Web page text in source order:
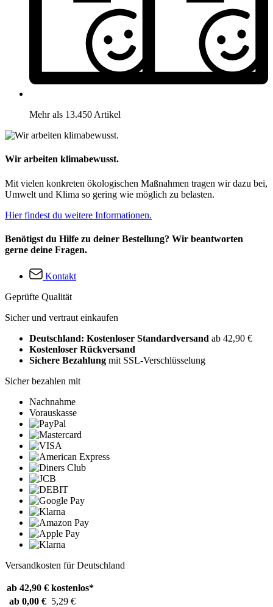
Mehr als 13.450 Artikel
Wir arbeiten klimabewusst.
Mit vielen konkreten ökologischen Maßnahmen tragen wir dazu bei,
Umwelt und Klima so gering wie möglich zu belasten.
Hier findest du weitere Informationen.
Benötigst du Hilfe zu deiner Bestellung? Wir beantworten
gerne deine Fragen.
Kontakt
Geprüfte Qualität
Sicher und vertraut einkaufen
Deutschland: Kostenloser Standardversand ab 42,90 €
Kostenloser Rückversand
Sichere Bezahlung mit SSL-Verschlüsselung
Sicher bezahlen mit
Nachnahme
Vorauskasse
Versandkosten für Deutschland
ab 42,90 € kostenlos*
ab 0,00 € 5,29 €